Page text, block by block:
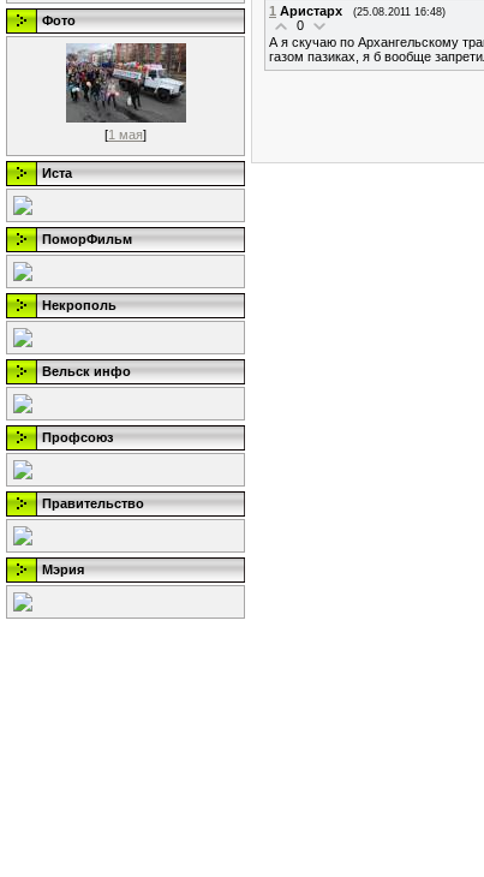
Фото
[1 мая]
Иста
ПоморФильм
Некрополь
Вельск инфо
Профсоюз
Правительство
Мэрия
1 Аристарх (25.08.2011 16:48)
0
А я скучаю по Архангельскому
газом пазиках, я б вообще